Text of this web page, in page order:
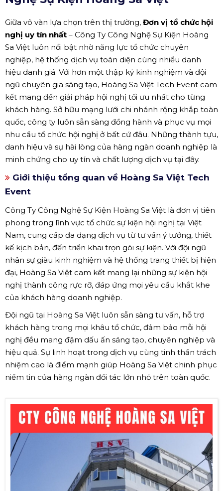
Giữa vô vàn lựa chọn trên thị trường, Đơn vị tổ chức hội
nghị uy tín nhất – Công Ty Công Nghệ Sự Kiện Hoàng
Sa Việt luôn nổi bật nhờ năng lực tổ chức chuyên
nghiệp, hệ thống dịch vụ toàn diện cùng nhiều danh
hiệu danh giá. Với hơn một thập kỷ kinh nghiệm và đội
ngũ chuyên gia sáng tạo, Hoàng Sa Việt Tech Event cam
kết mang đến giải pháp hội nghị tối ưu nhất cho từng
khách hàng. Sở hữu mạng lưới chi nhánh rộng khắp toàn
quốc, công ty luôn sẵn sàng đồng hành và phục vụ mọi
nhu cầu tổ chức hội nghị ở bất cứ đâu. Những thành tựu,
danh hiệu và sự hài lòng của hàng ngàn doanh nghiệp là
minh chứng cho uy tín và chất lượng dịch vụ tại đây.
Giới thiệu tổng quan về Hoàng Sa Việt Tech
Event
Công Ty Công Nghệ Sự Kiện Hoàng Sa Việt là đơn vị tiên
phong trong lĩnh vực tổ chức sự kiện hội nghị tại Việt
Nam, cung cấp đa dạng dịch vụ từ tư vấn ý tưởng, thiết
kế kịch bản, đến triển khai trọn gói sự kiện. Với đội ngũ
nhân sự giàu kinh nghiệm và hệ thống trang thiết bị hiện
đại, Hoàng Sa Việt cam kết mang lại những sự kiện hội
nghị thành công rực rỡ, đáp ứng mọi yêu cầu khắt khe
của khách hàng doanh nghiệp.
Đội ngũ tại Hoàng Sa Việt luôn sẵn sàng tư vấn, hỗ trợ
khách hàng trong mọi khâu tổ chức, đảm bảo mỗi hội
nghị đều mang đậm dấu ấn sáng tạo, chuyên nghiệp và
hiệu quả. Sự linh hoạt trong dịch vụ cùng tinh thần trách
nhiệm cao là điểm mạnh giúp Hoàng Sa Việt chinh phục
niềm tin của hàng ngàn đối tác lớn nhỏ trên toàn quốc.